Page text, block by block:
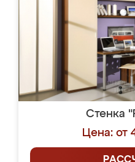
Стенка
Цена: от